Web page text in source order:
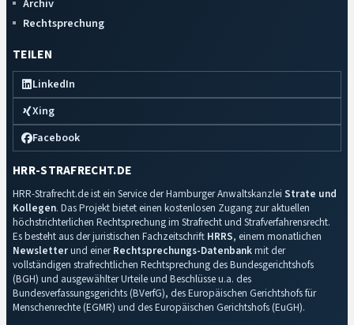
Archiv
Rechtsprechung
TEILEN
LinkedIn
Xing
Facebook
HRR-STRAFRECHT.DE
HRR-Strafrecht.de ist ein Service der Hamburger Anwaltskanzlei Strate und
Kollegen. Das Projekt bietet einen kostenlosen Zugang zur aktuellen
höchstrichterlichen Rechtsprechung im Strafrecht und Strafverfahrensrecht.
Es besteht aus der juristischen Fachzeitschrift HRRS, einem monatlichen
Newsletterund einerRechtsprechungs-Datenbankmit der
vollständigen strafrechtlichen Rechtsprechung des Bundesgerichtshofs
(BGH) und ausgewählter Urteile und Beschlüsse u.a. des
Bundesverfassungsgerichts (BVerfG), des Europäischen Gerichtshofs für
Menschenrechte (EGMR) und des Europäischen Gerichtshofs (EuGH).